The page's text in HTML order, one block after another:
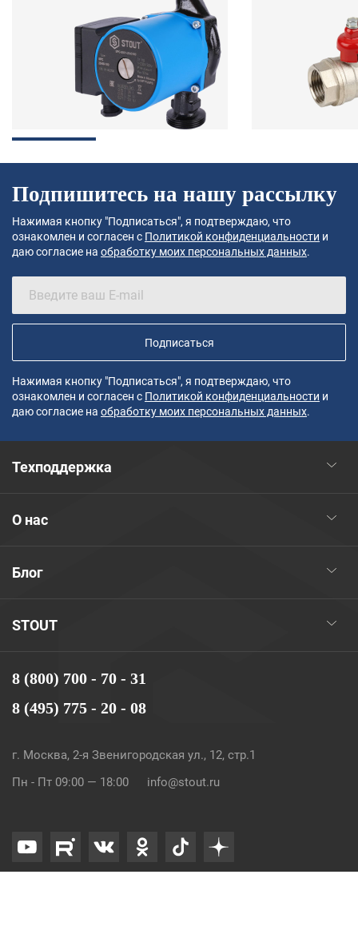
Подпишитесь на нашу рассылку
Нажимая кнопку "Подписаться", я подтверждаю, что
ознакомлен и согласен с Политикой конфиденциальности и
даю согласие на обработку моих персональных данных.
Подписаться
Нажимая кнопку "Подписаться", я подтверждаю, что
ознакомлен и согласен с Политикой конфиденциальности и
даю согласие на обработку моих персональных данных.
8 (800) 700 - 70 - 31
8 (495) 775 - 20 - 08
г. Москва, 2-я Звенигородская ул., 12, стр.1
Пн - Пт 09:00 — 18:00
info@stout.ru
STOUT
Блог
О нас
Техподдержка